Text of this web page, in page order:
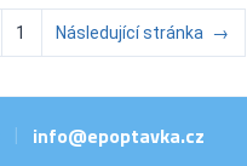
1 Následující stránka →
| info@epoptavka.cz